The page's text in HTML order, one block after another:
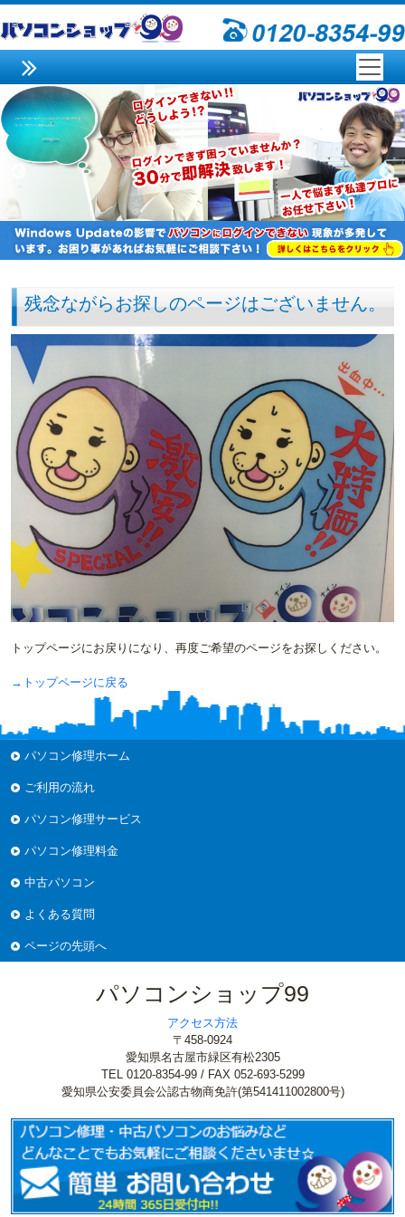
残念ながらお探しのページはございません。
トップページにお戻りになり、再度ご希望のページをお探しください。
→トップページに戻る
パソコン修理ホーム
ご利用の流れ
パソコン修理サービス
パソコン修理料金
中古パソコン
よくある質問
ページの先頭へ
パソコンショップ99
アクセス方法
〒458-0924
愛知県名古屋市緑区有松2305
TEL 0120-8354-99 / FAX 052-693-5299
愛知県公安委員会公認古物商免許(第541411002800号)